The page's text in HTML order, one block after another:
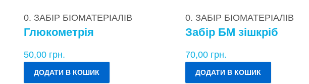
0. ЗАБІР БІОМАТЕРІАЛІВ
Глюкометрія
50,00 грн.
ДОДАТИ В КОШИК
0. ЗАБІР БІОМАТЕРІАЛІВ
Забір БМ зішкріб
70,00 грн.
ДОДАТИ В КОШИК